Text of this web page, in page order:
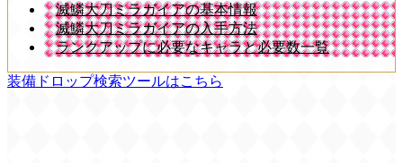
滅鱗大刀ミラガイアの基本情報
滅鱗大刀ミラガイアの入手方法
ランクアップに必要なキャラと必要数一覧
装備ドロップ検索ツールはこちら